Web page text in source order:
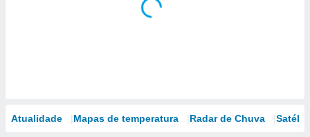
Atualidade Mapas de temperatura Radar de Chuva